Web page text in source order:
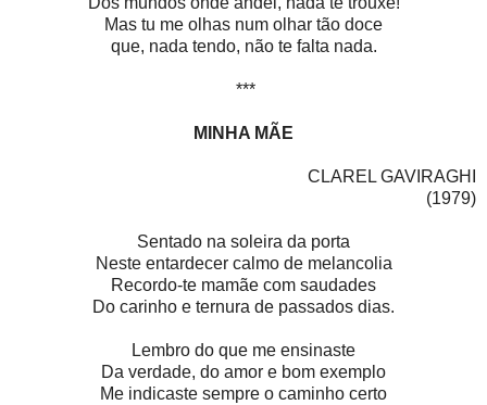
Mas tu me olhas num olhar tão doce
que, nada tendo, não te falta nada.
***
MINHA MÃE
CLAREL GAVIRAGHI
(1979)
Sentado na soleira da porta
Neste entardecer calmo de melancolia
Recordo-te mamãe com saudades
Do carinho e ternura de passados dias.
Lembro do que me ensinaste
Da verdade, do amor e bom exemplo
Me indicaste sempre o caminho certo